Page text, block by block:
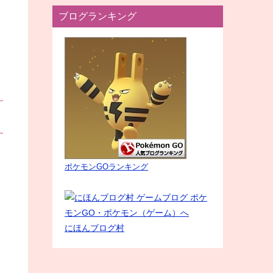
ブログランキング
ポケモンGOランキング
にほんブログ村